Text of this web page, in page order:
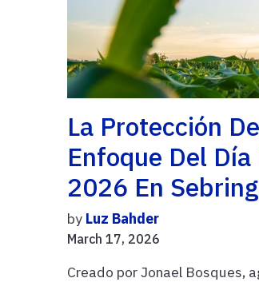
La Protección
Enfoque Del
2026 En
by Luz Bahder
March 17, 2026
Creado por Jonael Bosques,